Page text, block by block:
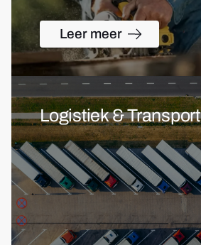
Leer meer
Logistiek & Transport